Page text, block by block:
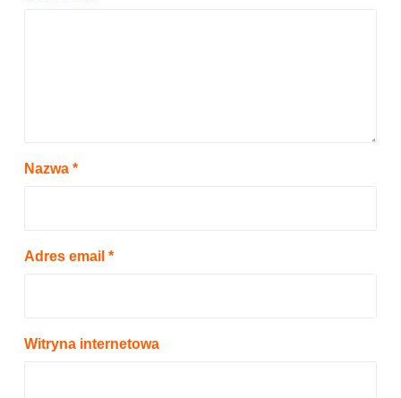
Nazwa *
Adres email *
Witryna internetowa